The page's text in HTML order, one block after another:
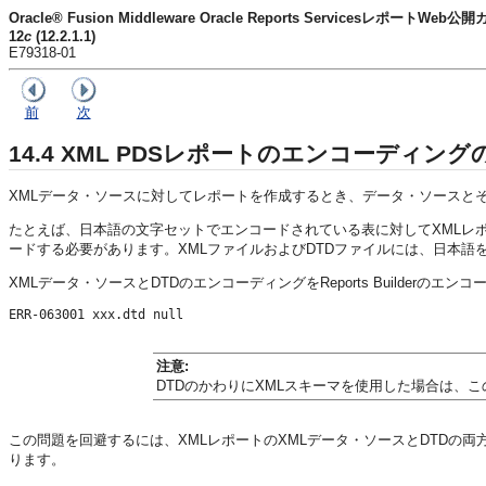
Oracle® Fusion Middleware Oracle Reports ServicesレポートWeb公開
12c (12.2.1.1)
E79318-01
前 次
14.4 XML PDSレポートのエンコーディング
XMLデータ・ソースに対してレポートを作成するとき、データ・ソース
たとえば、日本語の文字セットでエンコードされている表に対してXML
ードする必要があります。XMLファイルおよびDTDファイルには、日本
XMLデータ・ソースとDTDのエンコーディングをReports Builderのエンコ
ERR-063001 xxx.dtd null
注意:
DTDのかわりにXMLスキーマを使用した場合は、
この問題を回避するには、XMLレポートのXMLデータ・ソースとDTDの
ります。